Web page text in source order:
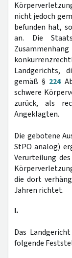
nicht jedoch
befunden hat,
an. Die
Landgerichts,
gemäß § 224
schwere
zurück, als
Angeklagten.
Die gebotene
StPO analog)
Verurteilung
die dort
Jahren richtet.
I.
Das
folgende